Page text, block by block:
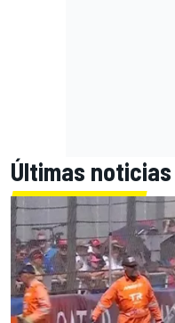
Últimas noticias